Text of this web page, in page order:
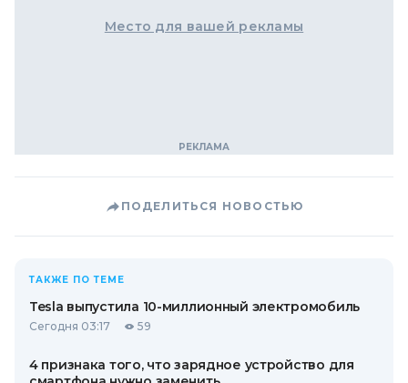
Место для вашей рекламы
ПОДЕЛИТЬСЯ НОВОСТЬЮ
ТАКЖЕ ПО ТЕМЕ
Tesla выпустила 10-миллионный электромобиль
Сегодня 03:17 59
4 признака того, что зарядное устройство для